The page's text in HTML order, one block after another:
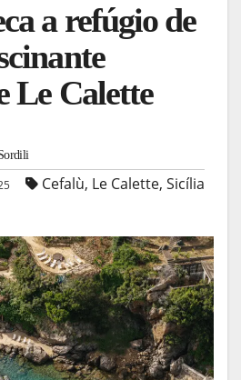
a refúgio de
Le Calette
Cefalù, Le Calette, Sicília